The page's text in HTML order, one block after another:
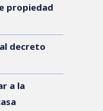
propiedad
decreto
a la